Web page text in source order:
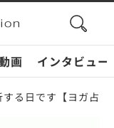
search
画 インタビュー
る日です【ヨガ占い